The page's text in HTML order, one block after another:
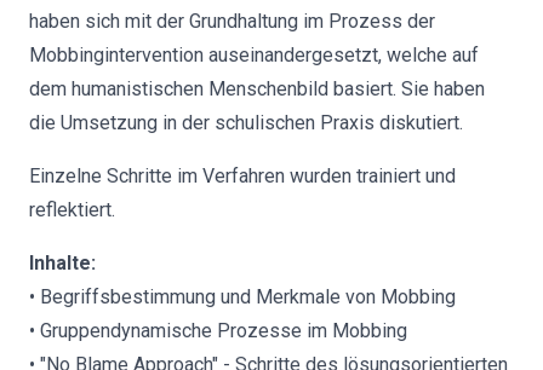
haben sich mit der Grundhaltung im Prozess der
Mobbingintervention auseinandergesetzt, welche auf
dem humanistischen Menschenbild basiert. Sie haben
die Umsetzung in der schulischen Praxis diskutiert.
Einzelne Schritte im Verfahren wurden trainiert und
reflektiert.
Inhalte:
• Begriffsbestimmung und Merkmale von Mobbing
• Gruppendynamische Prozesse im Mobbing
• "No Blame Approach" - Schritte des lösungsorientierten